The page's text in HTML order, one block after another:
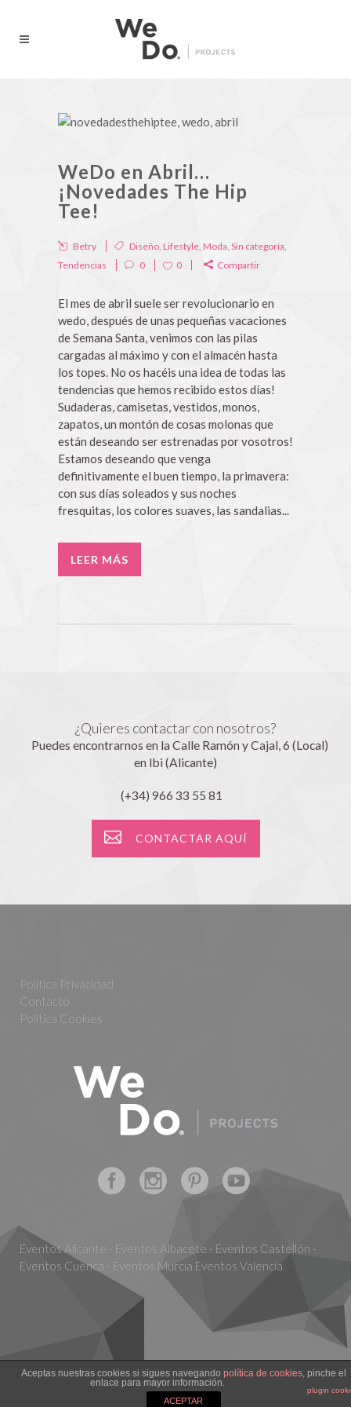
WeDo en Abril…
¡Novedades The Hip
Tee!
Betry Diseño, Lifestyle, Moda, Sin categoría,
Tendencias
0 0 Compartir
El mes de abril suele ser revolucionario en
wedo, después de unas pequeñas vacaciones
de Semana Santa, venimos con las pilas
cargadas al máximo y con el almacén hasta
los topes. No os hacéis una idea de todas las
tendencias que hemos recibido estos días!
Sudaderas, camisetas, vestidos, monos,
zapatos, un montón de cosas molonas que
están deseando ser estrenadas por vosotros!
Estamos deseando que venga
definitivamente el buen tiempo, la primavera:
con sus días soleados y sus noches
fresquitas, los colores suaves, las sandalias...
LEER MÁS
¿Quieres contactar con nosotros?
Puedes encontrarnos en la Calle Ramón y Cajal, 6 (Local)
en Ibi (Alicante)
(+34) 966 33 55 81
CONTACTAR AQUÍ
Política Privacidad
Contacto
Política Cookies
Eventos Alicante - Eventos Albacete - Eventos Castellón -
Eventos Cuenca - Eventos Murcia Eventos Valencia
Infórmate y solicita presupuesto sin compromiso
Solicita información o
presupuesto :)
Aceptas nuestras cookies si sigues navegando política de cookies, pinche el
enlace para mayor información.
plugin
ACEPTAR